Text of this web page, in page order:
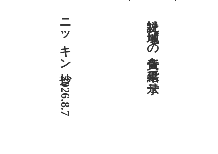
ニッキン抄 2026.8.7 社説 地域への責任を結果で示せ